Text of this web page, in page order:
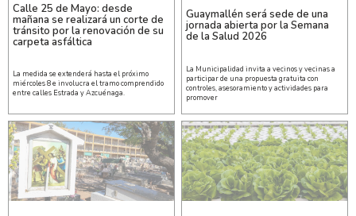
Calle 25 de Mayo: desde
mañana se realizará un corte de
tránsito por la renovación de su
carpeta asfáltica
La medida se extenderá hasta el próximo
miércoles 8 e involucra el tramo comprendido
entre calles Estrada y Azcuénaga.
Guaymallén será sede de una
jornada abierta por la Semana
de la Salud 2026
La Municipalidad invita a vecinos y vecinas a
participar de una propuesta gratuita con
controles, asesoramiento y actividades para
promover